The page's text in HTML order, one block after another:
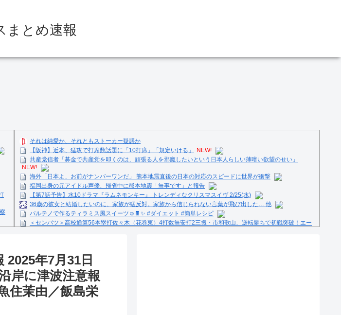
まとめ速報
それは純愛か、それともストーカー疑惑か
【阪神】近本、猛攻で打席数話題に「10打席」「規定いける」
NEW!
共産党信者「募金で共産党を叩くのは、頑張る人を邪魔したいという日本人らしい薄暗い欲望のせい」
NEW!
海外「日本よ、お前がナンバーワンだ」 熊本地震直後の日本の対応のスピードに世界が衝撃
福岡出身の元アイドル声優、帰省中に熊本地震「無事です」と報告
【第7話予告】水10ドラマ『ラムネモンキー』 トレンディなクリスマスイヴ 2/25(水)
36歳の彼女と結婚したいのに、家族が猛反対。家族から信じられない言葉が飛び出した… 他
パルテノで作るティラミス風スイーツ☺️🍫✨ #ダイエット #簡単レシピ
＜センバツ＞高校通算56本塁打佐々木（花巻東）4打数無安打2三振・市和歌山、逆転勝ちで初戦突破！エー
2025年7月31日
岸に津波注意報
住茉由／飯島栄